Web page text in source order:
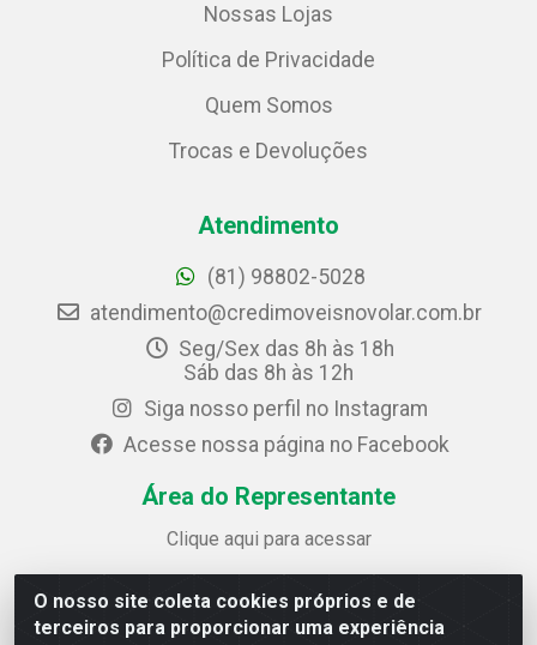
O nosso site coleta cookies próprios e de
terceiros para proporcionar uma experiência
Nossas Lojas
Política de Privacidade
Quem Somos
Trocas e Devoluções
Atendimento
(81) 98802-5028
atendimento@credimoveisnovolar.com.br
Seg/Sex das 8h às 18h
Sáb das 8h às 12h
Siga nosso perfil no Instagram
Acesse nossa página no Facebook
Área do Representante
Clique aqui para acessar
Credimóveis Novolar Ltda
Rua José Alves Bezerra, 430 - Prazeres - Jaboatão dos